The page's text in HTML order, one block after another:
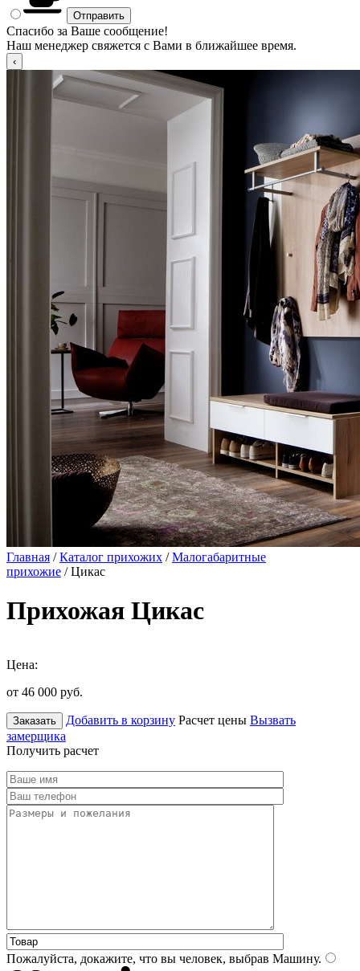
Спасибо за Ваше сообщение!
Наш менеджер свяжется с Вами в ближайшее время.
Главная /Каталог прихожих /Малогабаритные
прихожие / Цикас
Прихожая Цикас
Цена:
от 46 000 руб.
Заказать Добавить в корзину Расчет цены Вызвать
замерщика
Получить расчет
Пожалуйста, докажите, что вы человек, выбрав Машину.